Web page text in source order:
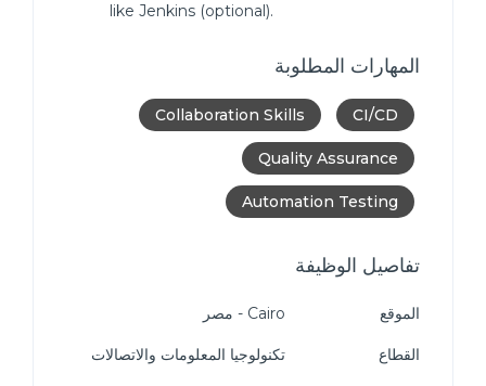
like Jenkins (optional).
المهارات المطلوبة
CI/CD
Collaboration Skills
Quality Assurance
Automation Testing
تفاصيل الوظيفة
الموقع
القطاع تكنولوجيا المعلومات والاتصالات